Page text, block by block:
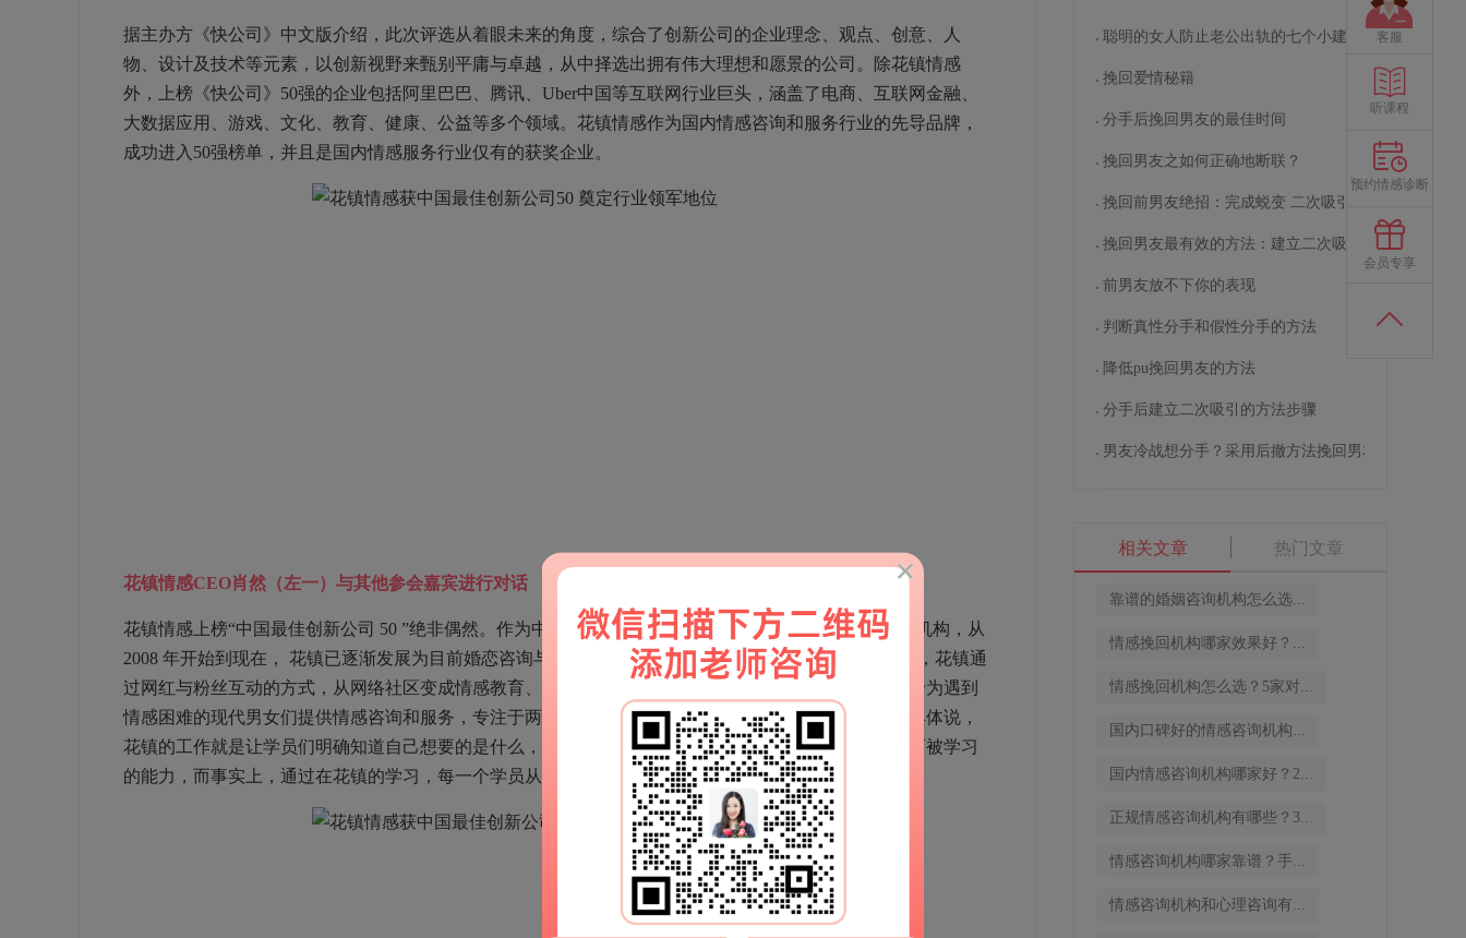
据主办方《快公司》中文版介绍，此次评选从着眼未来的角度，综合了创新公司的企业理念、观点、创意、人
物、设计及技术等元素，以创新视野来甄别平庸与卓越，从中择选出拥有伟大理想和愿景的公司。除花镇情感
外，上榜《快公司》50强的企业包括阿里巴巴、腾讯、Uber中国等互联网行业巨头，涵盖了电商、互联网金融、
大数据应用、游戏、文化、教育、健康、公益等多个领域。花镇情感作为国内情感咨询和服务行业的先导品牌，
成功进入50强榜单，并且是国内情感服务行业仅有的获奖企业。
花镇情感CEO肖然（左一）与其他参会嘉宾进行对话
花镇情感上榜“中国最佳创新公司 50 ”绝非偶然。作为中国第一个以女性婚恋咨询与情感成长为主的服务机构，从
2008 年开始到现在， 花镇已逐渐发展为目前婚恋咨询与培训行业领导品牌。基于人们对情感问题的需求，花镇通
过网红与粉丝互动的方式，从网络社区变成情感教育、咨询天地，以科学的流程创造完善的情感机构。专为遇到
情感困难的现代男女们提供情感咨询和服务，专注于两性约会、恋爱、情感、婚姻以及相关心态指导。具体说，
花镇的工作就是让学员们明确知道自己想要的是什么，以及学会如何去实现。花镇一直坚信情感是一种可被学习
的能力，而事实上，通过在花镇的学习，每一个学员从外在到心态都会获得巨大的提升。
聪明的女人防止老公出轨的七个小建议
挽回爱情秘籍
分手后挽回男友的最佳时间
挽回男友之如何正确地断联？
挽回前男友绝招：完成蜕变 二次吸引
挽回男友最有效的方法：建立二次吸引
前男友放不下你的表现
判断真性分手和假性分手的方法
降低pu挽回男友的方法
分手后建立二次吸引的方法步骤
男友冷战想分手？采用后撤方法挽回男友
相关文章 热门文章
靠谱的婚姻咨询机构怎么选...
情感挽回机构哪家效果好？...
情感挽回机构怎么选？5家对...
国内口碑好的情感咨询机构...
国内情感咨询机构哪家好？2...
正规情感咨询机构有哪些？3...
情感咨询机构哪家靠谱？手...
情感咨询机构和心理咨询有...
客服
听课程
预约情感诊断
会员专享